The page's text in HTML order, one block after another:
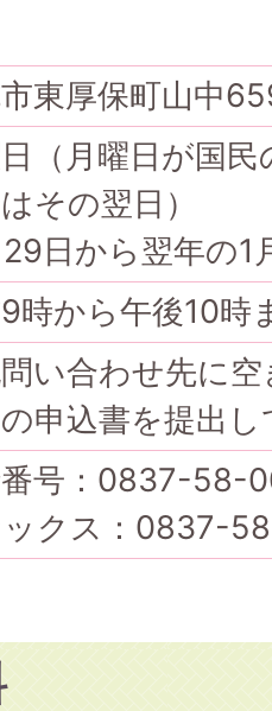
東厚保町山中
（月曜日が国
その翌日）
日から翌年の1
時から午後10時
い合わせ先に
申込書を提出
号：0837-58-
クス：0837-